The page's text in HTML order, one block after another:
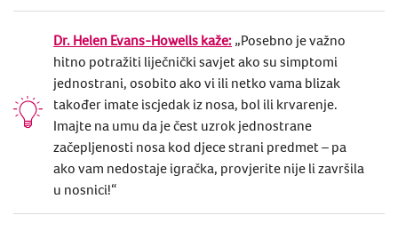
Dr. Helen Evans-Howells kaže: „Posebno je važno
hitno potražiti liječnički savjet ako su simptomi
jednostrani, osobito ako vi ili netko vama blizak
također imate iscjedak iz nosa, bol ili krvarenje.
Imajte na umu da je čest uzrok jednostrane
začepljenosti nosa kod djece strani predmet – pa
ako vam nedostaje igračka, provjerite nije li završila
u nosnici!“